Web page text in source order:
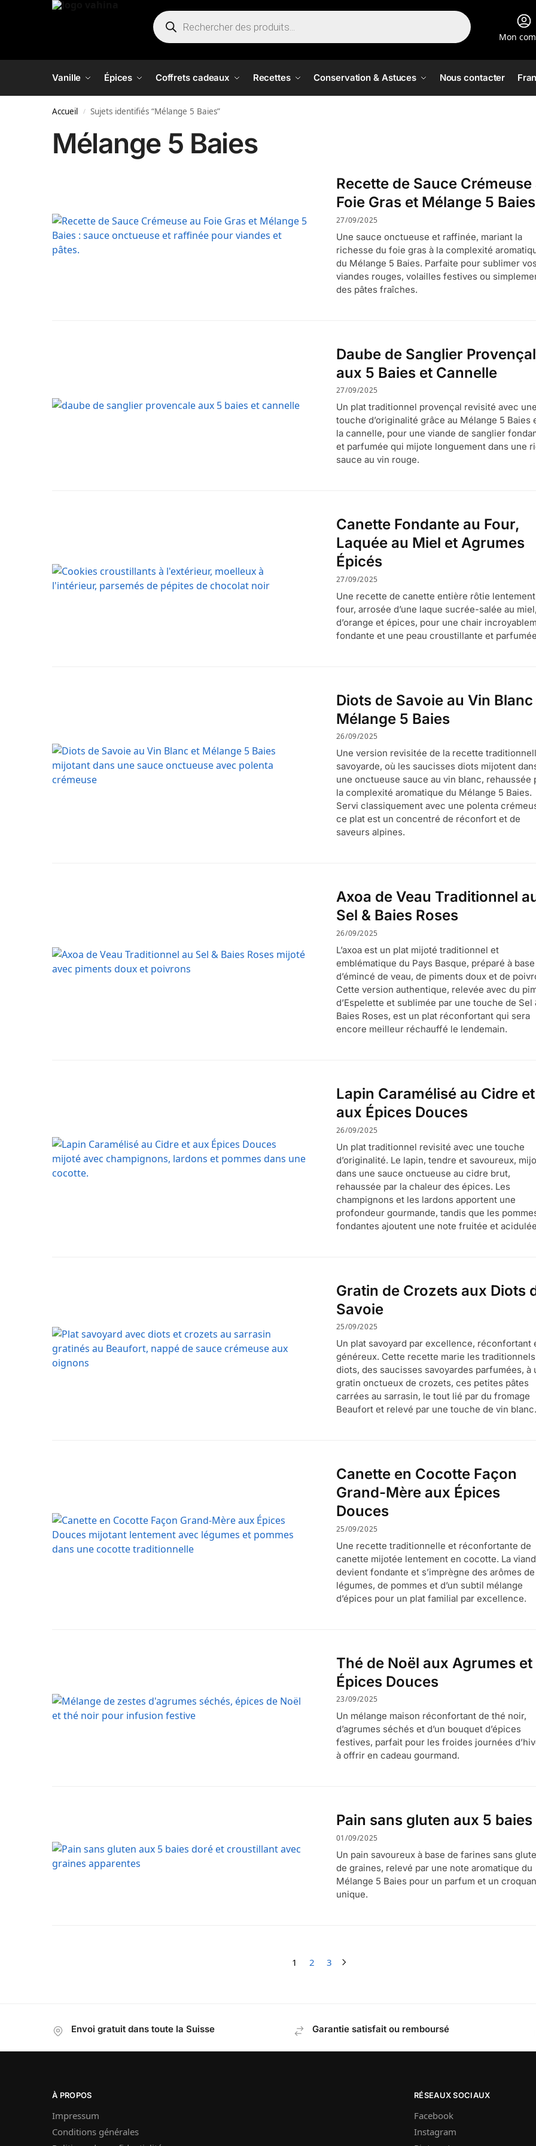
Mon
Vanille Épices Coffrets cadeaux Recettes Conservation & Astuces Nous contacter
Accueil / Sujets identifiés “Mélange 5 Baies”
Mélange 5 Baies
Recette de Sauce Crémeuse
Foie Gras et Mélange 5 Baies
27/09/2025
Une sauce onctueuse et raffinée, mariant la
richesse du foie gras à la complexité
du Mélange 5 Baies. Parfaite pour sublimer vos
viandes rouges, volailles festives ou
des pâtes fraîches.
Daube de Sanglier
aux 5 Baies et Cannelle
27/09/2025
Un plat traditionnel provençal revisité avec une
touche d’originalité grâce au Mélange 5 Baies
la cannelle, pour une viande de sanglier
et parfumée qui mijote longuement dans une
sauce au vin rouge.
Canette Fondante au Four,
Laquée au Miel et Agrumes
Épicés
27/09/2025
Une recette de canette entière rôtie lentement
four, arrosée d’une laque sucrée-salée au
d’orange et épices, pour une chair
fondante et une peau croustillante et
Diots de Savoie au Vin
Mélange 5 Baies
26/09/2025
Une version revisitée de la recette
savoyarde, où les saucisses diots mijotent
une onctueuse sauce au vin blanc, rehaussée
la complexité aromatique du Mélange 5 Baies.
Servi classiquement avec une polenta
ce plat est un concentré de réconfort et de
saveurs alpines.
Axoa de Veau Traditionnel
Sel & Baies Roses
26/09/2025
L’axoa est un plat mijoté traditionnel et
emblématique du Pays Basque, préparé à base
d’émincé de veau, de piments doux et de
Cette version authentique, relevée avec du
d’Espelette et sublimée par une touche de Sel
Baies Roses, est un plat réconfortant qui sera
encore meilleur réchauffé le lendemain.
Lapin Caramélisé au Cidre et
aux Épices Douces
26/09/2025
Un plat traditionnel revisité avec une touche
d’originalité. Le lapin, tendre et savoureux,
dans une sauce onctueuse au cidre brut,
rehaussée par la chaleur des épices. Les
champignons et les lardons apportent une
profondeur gourmande, tandis que les
fondantes ajoutent une note fruitée et
Gratin de Crozets aux Diots
Savoie
25/09/2025
Un plat savoyard par excellence, réconfortant
généreux. Cette recette marie les traditionnels
diots, des saucisses savoyardes parfumées, à
gratin onctueux de crozets, ces petites pâtes
carrées au sarrasin, le tout lié par du fromage
Beaufort et relevé par une touche de vin blanc.
Canette en Cocotte Façon
Grand-Mère aux Épices
Douces
25/09/2025
Une recette traditionnelle et réconfortante de
canette mijotée lentement en cocotte. La
devient fondante et s’imprègne des arômes de
légumes, de pommes et d’un subtil mélange
d’épices pour un plat familial par excellence.
Thé de Noël aux Agrumes et
Épices Douces
23/09/2025
Un mélange maison réconfortant de thé noir,
d’agrumes séchés et d’un bouquet d’épices
festives, parfait pour les froides journées
à offrir en cadeau gourmand.
Pain sans gluten aux 5 baies
01/09/2025
Un pain savoureux à base de farines sans
de graines, relevé par une note aromatique du
Mélange 5 Baies pour un parfum et un
unique.
1 2 3
Envoi gratuit dans toute la Suisse Garantie satisfait ou remboursé
À PROPOS
Impressum
Conditions générales
RÉSEAUX SOCIAUX
Facebook
Instagram